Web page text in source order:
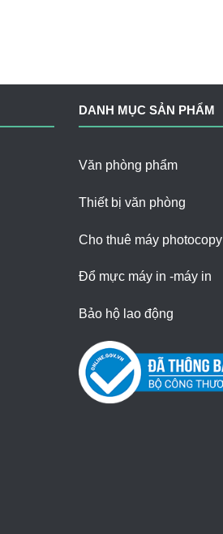
DANH MỤC SẢN PHẨM
Văn phòng phẩm
Thiết bị văn phòng
Cho thuê máy photocopy
Đổ mực máy in -máy in
Bảo hộ lao động